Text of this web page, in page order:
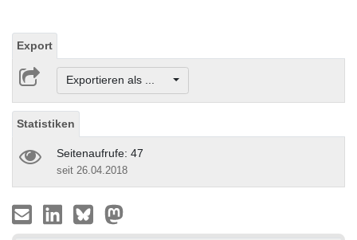
Export
Exportieren als ...
Statistiken
Seitenaufrufe: 47
seit 26.04.2018